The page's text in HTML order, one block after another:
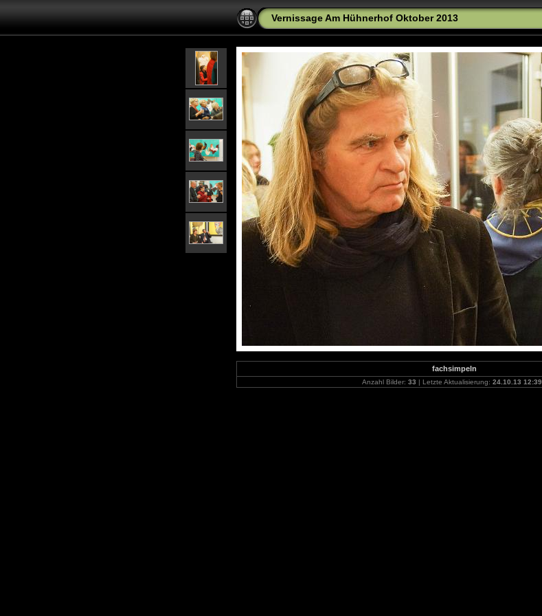
Vernissage Am Hühnerhof Oktober 2013
fachsimpeln
Anzahl Bilder: 33 | Letzte Aktualisierung: 24.10.13 12:39